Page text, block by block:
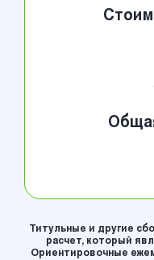
Титульные и другие
расчет, который
Ориентировочные